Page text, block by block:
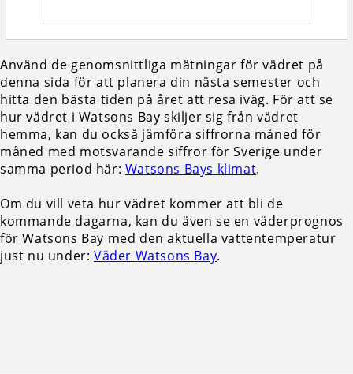
Använd de genomsnittliga mätningar för vädret på
denna sida för att planera din nästa semester och
hitta den bästa tiden på året att resa iväg. För att se
hur vädret i Watsons Bay skiljer sig från vädret
hemma, kan du också jämföra siffrorna måned för
måned med motsvarande siffror för Sverige under
samma period här: Watsons Bays klimat.
Om du vill veta hur vädret kommer att bli de
kommande dagarna, kan du även se en väderprognos
för Watsons Bay med den aktuella vattentemperatur
just nu under: Väder Watsons Bay.